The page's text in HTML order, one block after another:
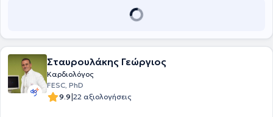
Σταυρουλάκης Γεώργιος
Καρδιολόγος
FESC, PhD
9.9|22 αξιολογήσεις